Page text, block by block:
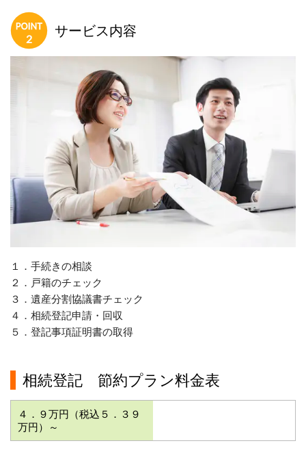
サービス内容
１．手続きの相談
２．戸籍のチェック
３．遺産分割協議書チェック
４．相続登記申請・回収
５．登記事項証明書の取得
相続登記 節約プラン料金表
４．９万円（税込５．３９
万円）
～